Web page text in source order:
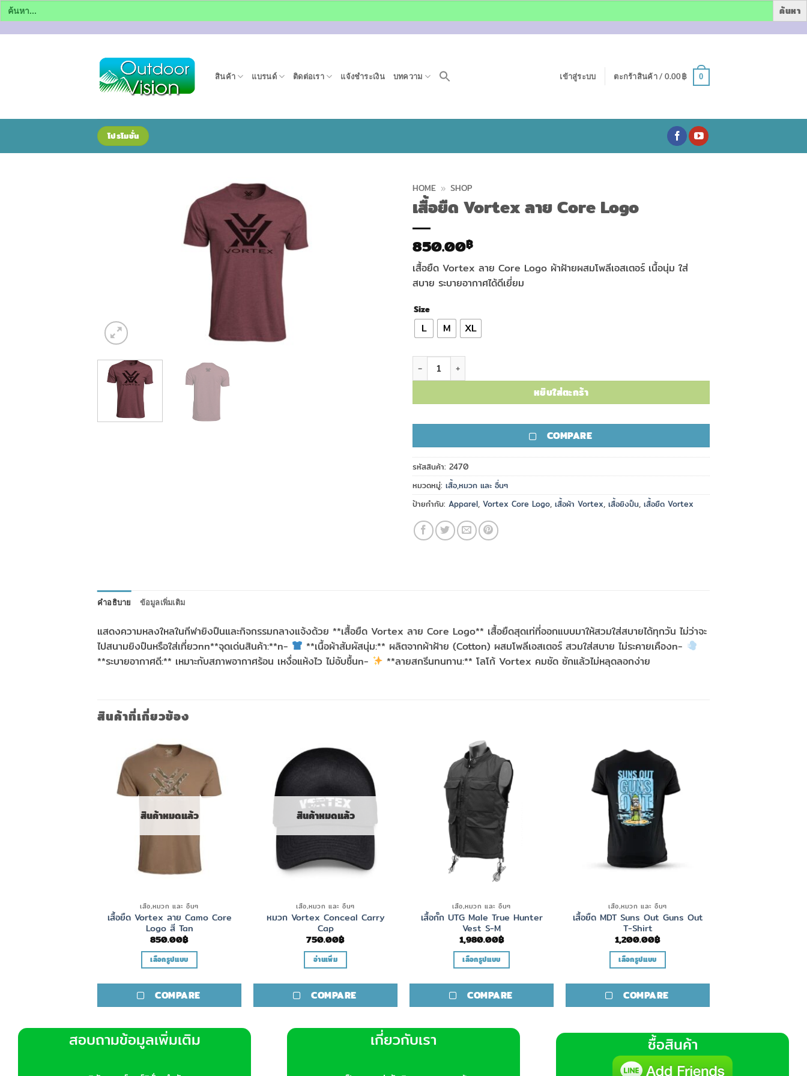
Search
for:
สินค้า แบรนด์ ติดต่อเรา แจ้งชำระเงิน บทความ เข้าสู่ระบบ ตะกร้าสินค้า / 0.00฿ 0
โปรโมชั่น
HOME » SHOP
เสื้อยืด Vortex ลาย Core Logo
850.00฿
เสื้อยืด Vortex ลาย Core Logo ผ้าฝ้ายผสมโพลีเอสเตอร์ เนื้อนุ่ม ใส่
สบาย ระบายอากาศได้ดีเยี่ยม
Size
L M XL
จำนวน เสื้อยืด Vortex ลาย Core Logo ชิ้น
หยิบใส่ตะกร้า
COMPARE
รหัสสินค้า: 2470
หมวดหมู่: เสื้อ,หมวก และ อื่นๆ
ป้ายกำกับ: Apparel, Vortex Core Logo, เสื้อผ้า Vortex, เสื้อยิงปืน, เสื้อยืด Vortex
คำอธิบาย ข้อมูลเพิ่มเติม
แสดงความหลงใหลในกีฬายิงปืนและกิจกรรมกลางแจ้งด้วย **เสื้อยืด Vortex ลาย Core Logo** เสื้อยืดสุดเท่ที่ออกแบบมาให้สวมใส่สบายได้ทุกวัน ไม่ว่าจะ
ไปสนามยิงปืนหรือใส่เที่ยวnn**จุดเด่นสินค้า:**n-
**เนื้อผ้าสัมผัสนุ่ม:** ผลิตจากผ้าฝ้าย (Cotton) ผสมโพลีเอสเตอร์ สวมใส่สบาย ไม่ระคายเคืองn-
**ระบายอากาศดี:** เหมาะกับสภาพอากาศร้อน เหงื่อแห้งไว ไม่อับชื้นn-
**ลายสกรีนทนทาน:** โลโก้ Vortex คมชัด ซักแล้วไม่หลุดลอกง่าย
สินค้าที่เกี่ยวข้อง
สินค้าหมดแล้ว
เสื้อ,หมวก และ อื่นๆ
เสื้อยืด Vortex ลาย Camo Core
Logo สี Tan
850.00฿
เลือกรูปแบบ
product
has
variants.
The
may
COMPARE
สินค้าหมดแล้ว
เสื้อ,หมวก และ อื่นๆ
หมวก Vortex Conceal Carry
Cap
750.00฿
อ่านเพิ่ม
COMPARE
เสื้อ,หมวก และ อื่นๆ
เสื้อกั๊ก UTG Male True Hunter
Vest S-M
1,980.00฿
เลือกรูปแบบ
product
has
variants.
COMPARE
เสื้อ,หมวก และ อื่นๆ
เสื้อยืด MDT Suns Out Guns Out
T-Shirt
1,200.00฿
เลือกรูปแบบ
product
has
variants.
The
options
may
COMPARE
สอบถามข้อมูลเพิ่มเติม เกี่ยวกับเรา ซื้อสินค้า